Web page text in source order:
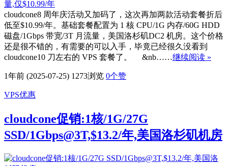
cloudcone8 周年庆活动又加码了，这次再加两款活动套餐折后
低至$10.99/年。基础套餐配置为 1 核 CPU/1G 内存/60G HDD
磁盘/1Gbps 带宽/3T 月流量，美国洛杉矶DC2 机房。这个价格
还是很不错的，有需要的可以入手，毕竟已经很久没看到
cloudcone10 刀左右的 VPS 套餐了。 &nb……继续阅读 »
1年前 (2025-07-25) 1273浏览 0个赞
VPS优惠
cloudcone促销:1核/1G/27G
SSD/1Gbps@3T,$13.2/年,美国洛杉矶机房